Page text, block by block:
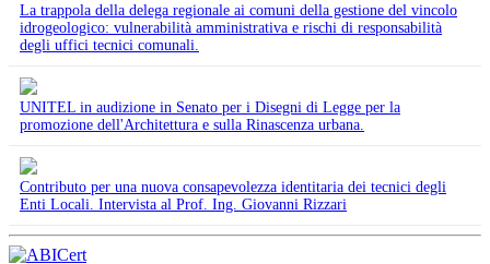
La trappola della delega regionale ai comuni della gestione del vincolo
idrogeologico: vulnerabilità amministrativa e rischi di responsabilità
degli uffici tecnici comunali.
UNITEL in audizione in Senato per i Disegni di Legge per la
promozione dell'Architettura e sulla Rinascenza urbana.
Contributo per una nuova consapevolezza identitaria dei tecnici degli
Enti Locali. Intervista al Prof. Ing. Giovanni Rizzari